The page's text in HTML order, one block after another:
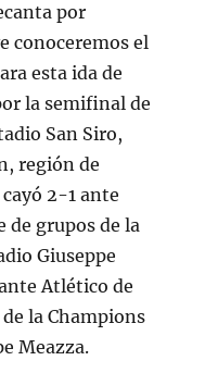
por
conoceremos el
esta ida de
la semifinal de
San Siro,
región de
2-1 ante
de grupos de la
Giuseppe
Atlético de
la Champions
Meazza.